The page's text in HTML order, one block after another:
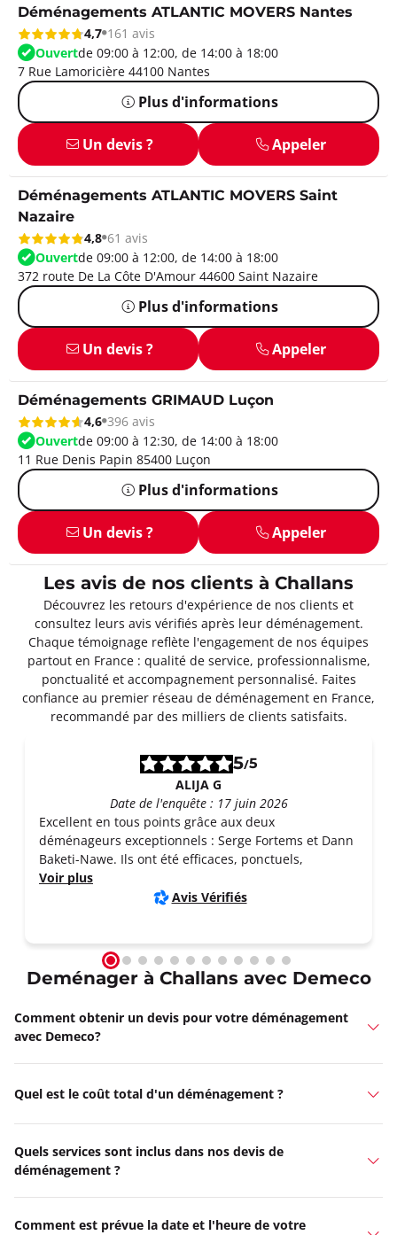
Déménagements ATLANTIC MOVERS Nantes
4,7 161 avis
Ouvertde 09:00 à 12:00, de 14:00 à 18:00
7 Rue Lamoricière 44100 Nantes
Plus d'informations
Un devis ? Appeler
Déménagements ATLANTIC MOVERS Saint
Nazaire
4,8 61 avis
Ouvertde 09:00 à 12:00, de 14:00 à 18:00
372 route De La Côte D'Amour 44600 Saint Nazaire
Plus d'informations
Un devis ? Appeler
Déménagements GRIMAUD Luçon
4,6 396 avis
Ouvertde 09:00 à 12:30, de 14:00 à 18:00
11 Rue Denis Papin 85400 Luçon
Plus d'informations
Un devis ? Appeler
Les avis de nos clients à Challans
Découvrez les retours d'expérience de nos clients et
consultez leurs avis vérifiés après leur déménagement.
Chaque témoignage reflète l'engagement de nos équipes
partout en France : qualité de service, professionnalisme,
ponctualité et accompagnement personnalisé. Faites
confiance au premier réseau de déménagement en France,
recommandé par des milliers de clients satisfaits.
5/5
ALIJA G
Date de l'enquête : 17 juin 2026
Excellent en tous points grâce aux deux
déménageurs exceptionnels : Serge Fortems et Dann
Baketi-Nawe. Ils ont été efficaces, ponctuels,
Voir plus
Avis Vérifiés
Deménager à Challans avec Demeco
Comment obtenir un devis pour votre déménagement
avec Demeco?
Quel est le coût total d'un déménagement ?
Quels services sont inclus dans nos devis de
déménagement ?
Comment est prévue la date et l'heure de votre